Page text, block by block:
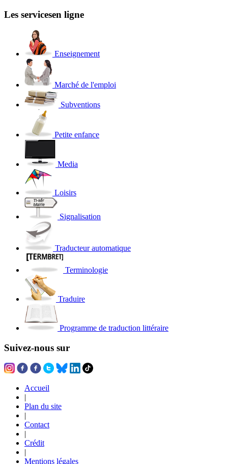
Les servicesen ligne
Enseignement
Marché de l'emploi
Subventions
Petite enfance
Media
Loisirs
Signalisation
Traducteur automatique
Terminologie
Traduire
Programme de traduction littéraire
Suivez-nous sur
Accueil
|
Plan du site
|
Contact
|
Crédit
|
Mentions légales